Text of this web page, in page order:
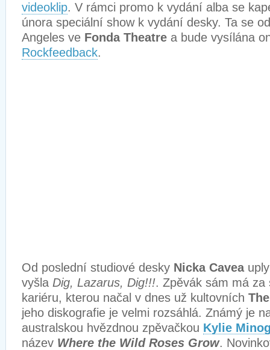
videoklip. V rámci promo k vydání alba se
února speciální show k vydání desky. Ta se
Angeles ve Fonda Theatre a bude vysílána
Rockfeedback.
Od poslední studiové desky Nicka Cavea
vyšla Dig, Lazarus, Dig!!!. Zpěvák sám má za
kariéru, kterou načal v dnes už kultovních
jeho diskografie je velmi rozsáhlá. Známý je
australskou hvězdnou zpěvačkou Kylie
název Where the Wild Roses Grow.